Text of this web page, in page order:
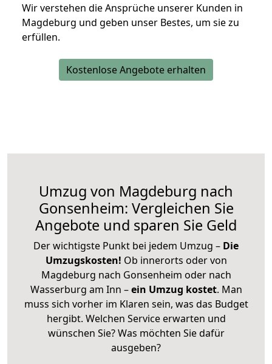
Wir verstehen die Ansprüche unserer Kunden in
Magdeburg und geben unser Bestes, um sie zu
erfüllen.
Kostenlose Angebote erhalten
Umzug von Magdeburg nach
Gonsenheim: Vergleichen Sie
Angebote und sparen Sie Geld
Der wichtigste Punkt bei jedem Umzug – Die
Umzugskosten! Ob innerorts oder von
Magdeburg nach Gonsenheim oder nach
Wasserburg am Inn –ein Umzug kostet. Man
muss sich vorher im Klaren sein, was das Budget
hergibt. Welchen Service erwarten und
wünschen Sie? Was möchten Sie dafür
ausgeben?